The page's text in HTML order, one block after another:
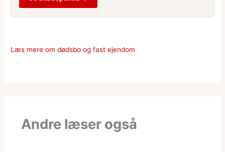
Læs mere om dødsbo og fast ejendom
Andre læser også